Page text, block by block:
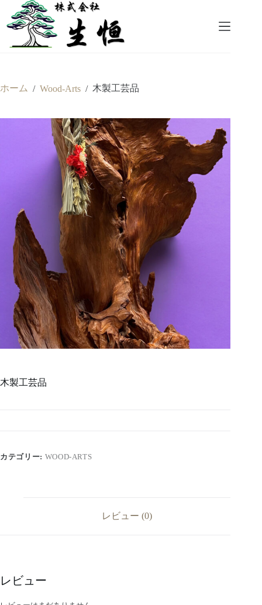
テ
キ
ホーム / Wood-Arts / 木製工芸品
木製工芸品
カテゴリー: WOOD-ARTS
レビュー (0)
レビュー